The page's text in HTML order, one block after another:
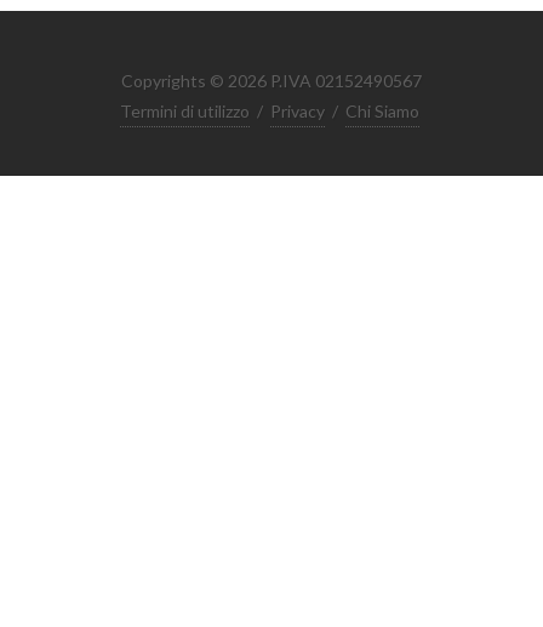
Copyrights © 2026 P.IVA 02152490567
Termini di utilizzo / Privacy / Chi Siamo